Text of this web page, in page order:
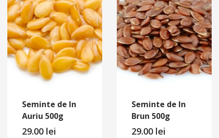
Seminte de In
Auriu 500g
29.00 lei
Seminte de In
Brun 500g
29.00 lei